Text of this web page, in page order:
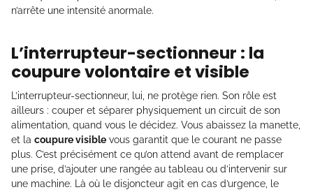
n’arrête une intensité anormale.
L’interrupteur-sectionneur : la
coupure volontaire et visible
L’interrupteur-sectionneur, lui, ne protège rien. Son rôle est
ailleurs : couper et séparer physiquement un circuit de son
alimentation, quand vous le décidez. Vous abaissez la manette,
et la coupure visible vous garantit que le courant ne passe
plus. C’est précisément ce qu’on attend avant de remplacer
une prise, d’ajouter une rangée au tableau ou d’intervenir sur
une machine. Là où le disjoncteur agit en cas d’urgence, le